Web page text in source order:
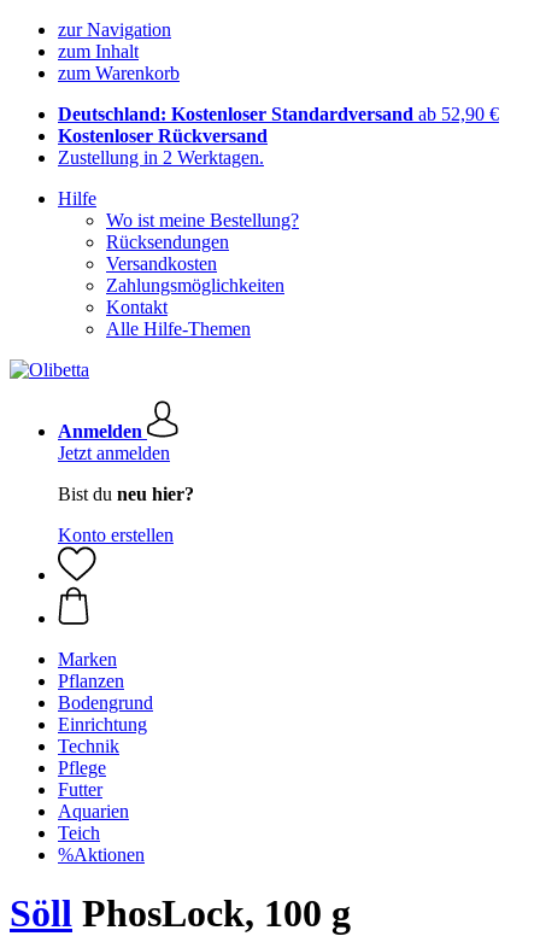
zur Navigation
zum Inhalt
zum Warenkorb
Deutschland: Kostenloser Standardversand ab 52,90 €
Kostenloser Rückversand
Zustellung in 2 Werktagen.
Hilfe
Wo ist meine Bestellung?
Rücksendungen
Versandkosten
Zahlungsmöglichkeiten
Kontakt
Alle Hilfe-Themen
Anmelden
Jetzt anmelden
Bist du neu hier?
Konto erstellen
Marken
Pflanzen
Bodengrund
Einrichtung
Technik
Pflege
Futter
Aquarien
Teich
%Aktionen
Söll PhosLock, 100 g